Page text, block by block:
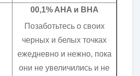
00,1% AHA и BHA
Позаботьтесь о своих
черных и белых точках
ежедневно и нежно, пока
они не увеличились и не